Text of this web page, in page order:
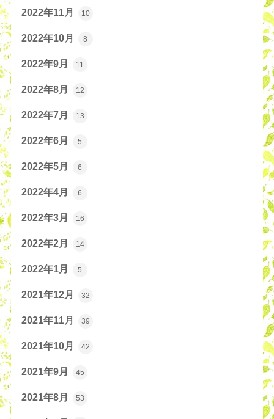
2022年11月 10
2022年10月 8
2022年9月 11
2022年8月 12
2022年7月 13
2022年6月 5
2022年5月 6
2022年4月 6
2022年3月 16
2022年2月 14
2022年1月 5
2021年12月 32
2021年11月 39
2021年10月 42
2021年9月 45
2021年8月 53